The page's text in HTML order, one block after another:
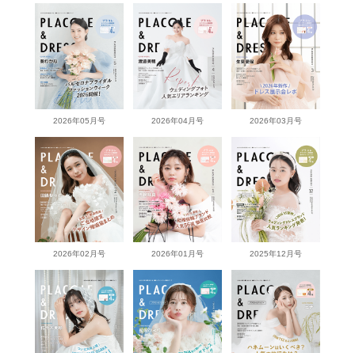
2026年05月号 2026年04月号 2026年03月号
2026年02月号 2026年01月号 2025年12月号